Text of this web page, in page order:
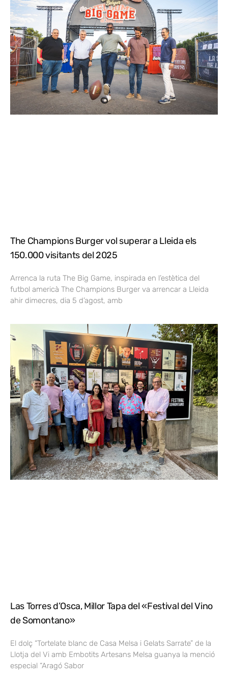
The Champions Burger vol superar a Lleida els
150.000 visitants del 2025
Arrenca la ruta The Big Game, inspirada en l’estètica del
futbol americà The Champions Burger va arrencar a Lleida
ahir dimecres, dia 5 d’agost, amb
Las Torres d’Osca, Millor Tapa del «Festival del Vino
de Somontano»
El dolç “Tortelate blanc de Casa Melsa i Gelats Sarrate” de la
Llotja del Vi amb Embotits Artesans Melsa guanya la menció
especial “Aragó Sabor